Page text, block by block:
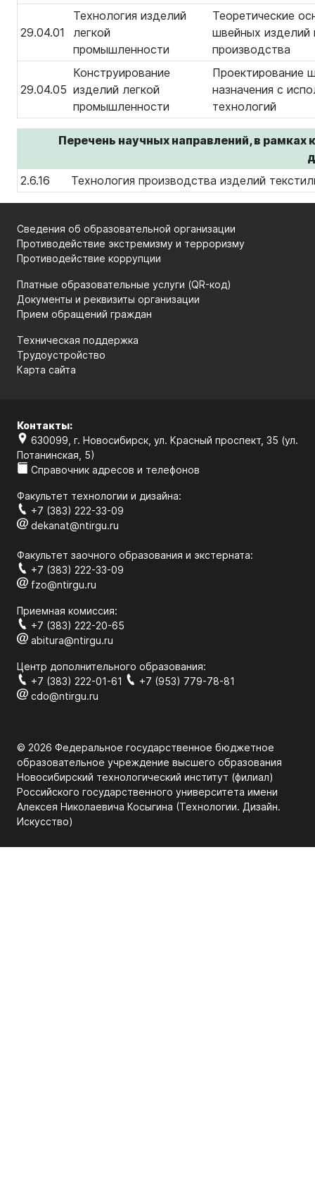
29.04.01
Технология изделий
легкой
промышленности
Теоретические
швейных изделий
производства
29.04.05
Конструирование
изделий легкой
промышленности
Проектирование
назначения с
технологий
Перечень научных направлений, в
2.6.16
Технология производства изделий
Сведения об образовательной организации
Противодействие экстремизму и терроризму
Противодействие коррупции
Платные образовательные услуги (QR-код)
Документы и реквизиты организации
Прием обращений граждан
Техническая поддержка
Трудоустройство
Карта сайта
Контакты:
630099, г. Новосибирск, ул. Красный проспект, 35 (ул.
Потанинская, 5)
Справочник адресов и телефонов
Факультет технологии и дизайна:
+7 (383) 222-33-09
dekanat@ntirgu.ru
Факультет заочного образования и экстерната:
+7 (383) 222-33-09
fzo@ntirgu.ru
Приемная комиссия:
+7 (383) 222-20-65
abitura@ntirgu.ru
Центр дополнительного образования:
+7 (383) 222-01-61
+7 (953) 779-78-81
cdo@ntirgu.ru
© 2026 Федеральное государственное бюджетное
образовательное учреждение высшего образования
Новосибирский технологический институт (филиал)
Российского государственного университета имени
Алексея Николаевича Косыгина (Технологии. Дизайн.
Искуcство)